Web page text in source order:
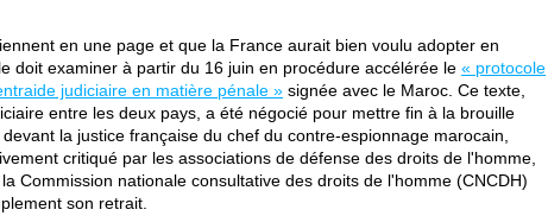
en une page et que la France aurait bien voulu adopter en
doit examiner à partir du 16 juin en procédure accélérée le « protocole
judiciaire en matière pénale » signée avec le Maroc. Ce texte,
entre les deux pays, a été négocié pour mettre fin à la brouille
la justice française du chef du contre-espionnage marocain,
critiqué par les associations de défense des droits de l'homme,
Commission nationale consultative des droits de l'homme (CNCDH)
son retrait.